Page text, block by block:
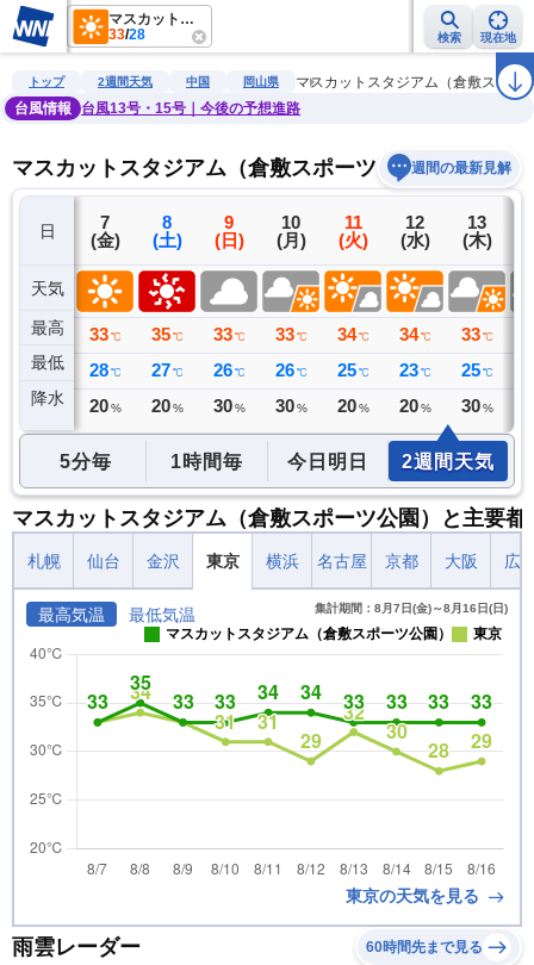
マスカットスタジアム（倉敷スポーツ公園）
33/28 検索 現在地
雨雲レーダー 台風情報 地震情報 警報・注意報 2週間天気 ラ
トップ 2週間天気 中国 岡山県
マスカットスタジアム（倉敷スポー
台風情報
台風13号・15号｜今後の予想進路
マスカットスタジアム（倉敷スポーツ公園）の2週間
週間の最新見解
日
天気
最高
最低
降水
6
(木)
35 ℃
27 ℃
0 ミリ
7
(金)
33 ℃
28 ℃
20 %
8
(土)
35 ℃
27 ℃
20 %
9
(日)
33 ℃
26 ℃
30 %
10
(月)
33 ℃
26 ℃
30 %
11
(火)
34 ℃
25 ℃
20 %
12
(水)
34 ℃
23 ℃
20 %
13
(木)
33 ℃
25 ℃
30 %
5分毎 1時間毎 今日明日 2週間天気
マスカットスタジアム（倉敷スポーツ公園）と主要都
札幌 仙台 金沢 東京 横浜 名古屋 京都 大阪 広
最高気温 最低気温 集計期間：8月7日(金)～8月16日(日)
マスカットスタジアム（倉敷スポーツ公園） 東京
東京の天気を見る
雨雲レーダー 60時間先まで見る